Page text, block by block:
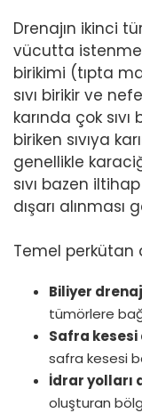
Drenajın ikinci
vücutta
birikimi (tıpta
sıvı birikir ve
karında çok
biriken sıvıya
genellikle
sıvı bazen
dışarı alınması
Temel perkütan
Biliyer
tümörlere
Safra kesesi
safra kesesi
İdrar yolları
oluşturan